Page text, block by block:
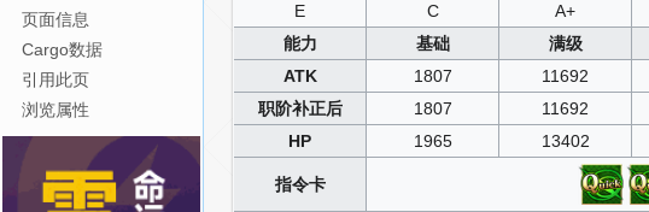
E
C A+
能力
基础 满级
ATK
1807 11692
职阶补正后
1807 11692
HP
1965 13402
指令卡
页面信息
Cargo数据
引用此页
浏览属性